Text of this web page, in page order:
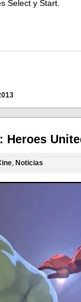
Select y Start.
Heroes
, Noticias